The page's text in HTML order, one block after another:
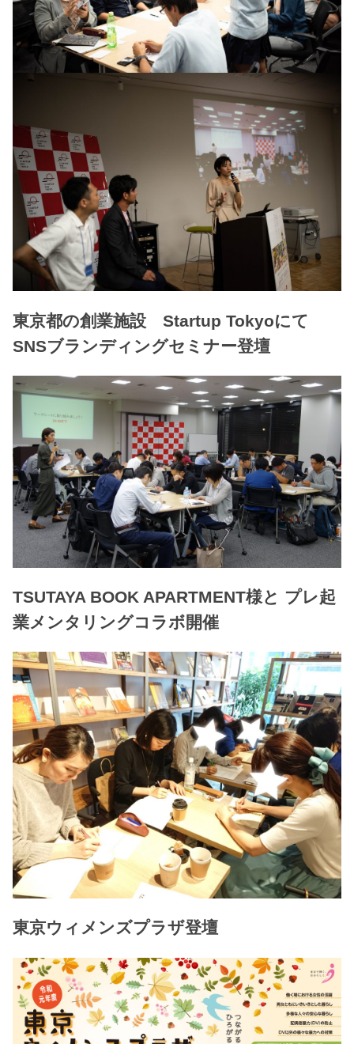
東京都の創業施設 Startup Tokyoにて
SNSブランディングセミナー登壇
TSUTAYA BOOK APARTMENT様と プレ起
業メンタリングコラボ開催
東京ウィメンズプラザ登壇